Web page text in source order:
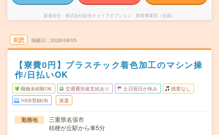
派遣会社 株式会社綜合キャリアオプション 製造事業部（全国）
未読 掲載日 2026/08/05
【寮費0円】プラスチック着色加工のマシン操
作/日払いOK
職種未経験OK 交通費別途支給あり 土日祝日が休み 残業なし
WEB登録OK 派遣
勤務地
三重県名張市
桔梗が丘駅から車5分